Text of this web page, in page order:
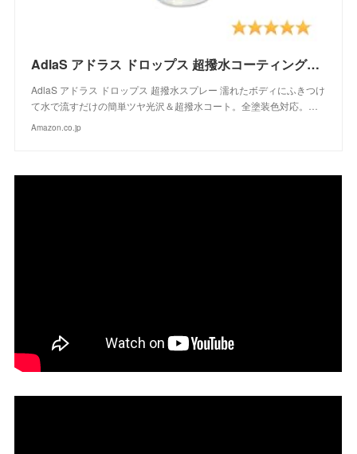
AdlaS アドラス ドロップス 超撥水コーティングスプレー C-DC-050 濡れたボディにふきつけて水で流すだけのツヤ超撥水コート 全塗装色対応
AdlaS アドラス ドロップス 超撥水スプレー 濡れたボディにふきつけ
て水で流すだけの簡単ツヤ光沢＆超撥水コート。全塗装色対応。…
Amazon.co.jp